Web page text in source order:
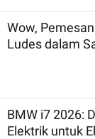
Wow,
Ludes dalam
BMW i7 2026:
Elektrik untuk